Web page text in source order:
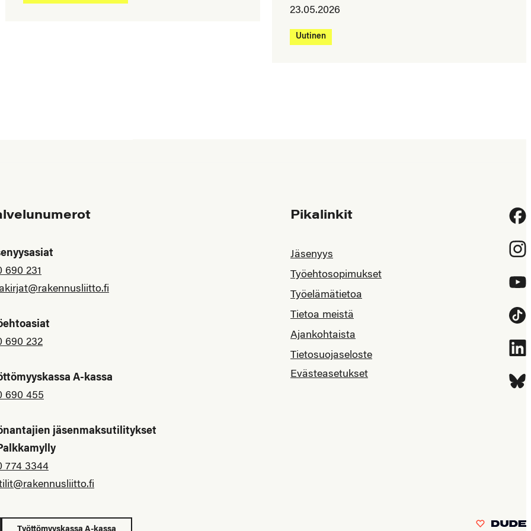
23.05.2026
Uutinen
690 231
690 232
A-kassa
690 455
jäsenmaksutilitykset
774 3344
Pikalinkit
Jäsenyys
Työehtosopimukset
Työelämätietoa
Tietoa meistä
Ajankohtaista
Tietosuojaseloste
Evästeasetukset